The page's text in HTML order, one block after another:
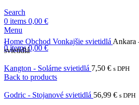
Search
0 items 0,00 €
Menu
0items 0,00€
Home Obchod Vonkajšie svietidlá Ankara
svietidlá
Kangton - Solárne svietidlá 7,50 € s DPH
Back to products
Godric - Stojanové svietidlá 56,99 € s DPH